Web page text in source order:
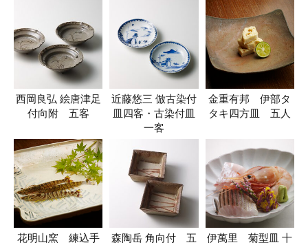
西岡良弘 絵唐津足
付向附 五客
近藤悠三 倣古染付
皿四客・古染付皿
一客
金重有邦 伊部タ
タキ四方皿 五人
花明山窯 練込手
森陶岳 角向付 五
伊萬里 菊型皿 十